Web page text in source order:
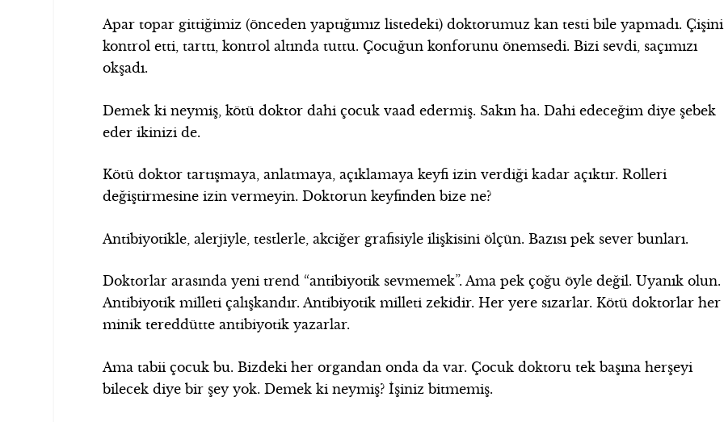
Apar topar gittiğimiz (önceden yaptığımız listedeki) doktorumuz kan testi bile yapmadı. Çişini
kontrol etti, tarttı, kontrol altında tuttu. Çocuğun konforunu önemsedi. Bizi sevdi, saçımızı
okşadı.
Demek ki neymiş, kötü doktor dahi çocuk vaad edermiş. Sakın ha. Dahi edeceğim diye şebek
eder ikinizi de.
Kötü doktor tartışmaya, anlatmaya, açıklamaya keyfi izin verdiği kadar açıktır. Rolleri
değiştirmesine izin vermeyin. Doktorun keyfinden bize ne?
Antibiyotikle, alerjiyle, testlerle, akciğer grafisiyle ilişkisini ölçün. Bazısı pek sever bunları.
Doktorlar arasında yeni trend “antibiyotik sevmemek”. Ama pek çoğu öyle değil. Uyanık olun.
Antibiyotik milleti çalışkandır. Antibiyotik milleti zekidir. Her yere sızarlar. Kötü doktorlar her
minik tereddütte antibiyotik yazarlar.
Ama tabii çocuk bu. Bizdeki her organdan onda da var. Çocuk doktoru tek başına herşeyi
bilecek diye bir şey yok. Demek ki neymiş? İşiniz bitmemiş.